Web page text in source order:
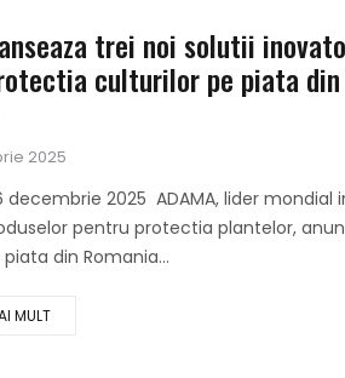
trei noi solutii
culturilor pe piata din
2025
decembrie 2025 ADAMA, lider mondial
pentru protectia plantelor,
din Romania...
MULT